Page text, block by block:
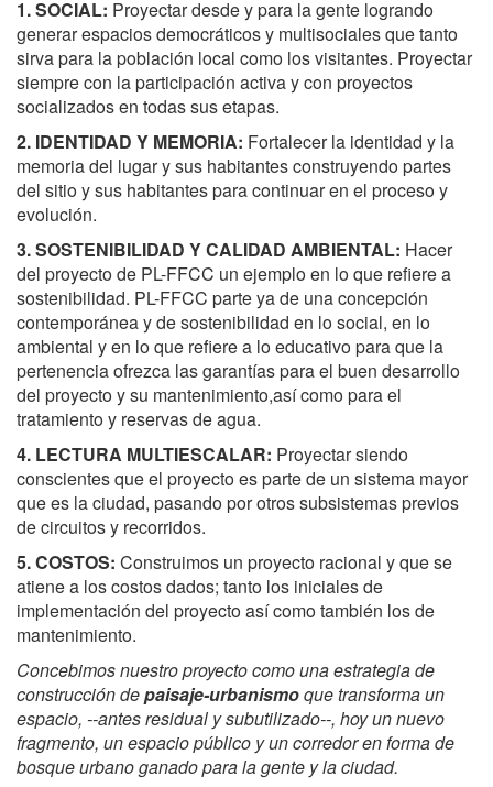
1. SOCIAL: Proyectar desde y para la gente logrando
generar espacios democráticos y multisociales que tanto
sirva para la población local como los visitantes. Proyectar
siempre con la participación activa y con proyectos
socializados en todas sus etapas.
2. IDENTIDAD Y MEMORIA: Fortalecer la identidad y la
memoria del lugar y sus habitantes construyendo partes
del sitio y sus habitantes para continuar en el proceso y
evolución.
3. SOSTENIBILIDAD Y CALIDAD AMBIENTAL: Hacer
del proyecto de PL-FFCC un ejemplo en lo que refiere a
sostenibilidad. PL-FFCC parte ya de una concepción
contemporánea y de sostenibilidad en lo social, en lo
ambiental y en lo que refiere a lo educativo para que la
pertenencia ofrezca las garantías para el buen desarrollo
del proyecto y su mantenimiento,así como para el
tratamiento y reservas de agua.
4. LECTURA MULTIESCALAR: Proyectar siendo
conscientes que el proyecto es parte de un sistema mayor
que es la ciudad, pasando por otros subsistemas previos
de circuitos y recorridos.
5. COSTOS: Construimos un proyecto racional y que se
atiene a los costos dados; tanto los iniciales de
implementación del proyecto así como también los de
mantenimiento.
Concebimos nuestro proyecto como una estrategia de
construcción depaisaje-urbanismoque transforma un
espacio, --antes residual y subutilizado--, hoy un nuevo
fragmento, un espacio público y un corredor en forma de
bosque urbano ganado para la gente y la ciudad.